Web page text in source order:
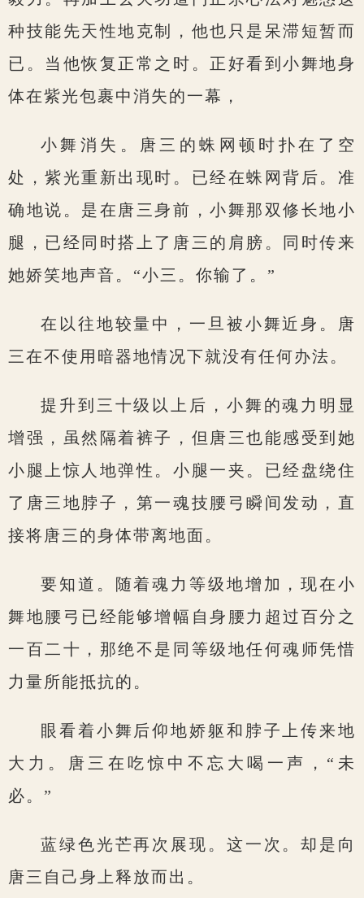
种技能先天性地克制，他也只是呆滞短暂而
已。当他恢复正常之时。正好看到小舞地身
体在紫光包裹中消失的一幕，
小舞消失。唐三的蛛网顿时扑在了空
处，紫光重新出现时。已经在蛛网背后。准
确地说。是在唐三身前，小舞那双修长地小
腿，已经同时搭上了唐三的肩膀。同时传来
她娇笑地声音。“小三。你输了。”
在以往地较量中，一旦被小舞近身。唐
三在不使用暗器地情况下就没有任何办法。
提升到三十级以上后，小舞的魂力明显
增强，虽然隔着裤子，但唐三也能感受到她
小腿上惊人地弹性。小腿一夹。已经盘绕住
了唐三地脖子，第一魂技腰弓瞬间发动，直
接将唐三的身体带离地面。
要知道。随着魂力等级地增加，现在小
舞地腰弓已经能够增幅自身腰力超过百分之
一百二十，那绝不是同等级地任何魂师凭惜
力量所能抵抗的。
眼看着小舞后仰地娇躯和脖子上传来地
大力。唐三在吃惊中不忘大喝一声，“未
必。”
蓝绿色光芒再次展现。这一次。却是向
唐三自己身上释放而出。